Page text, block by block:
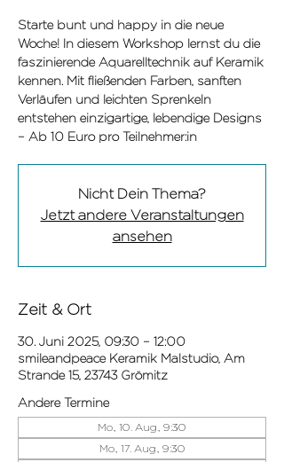
Starte bunt und happy in die neue
Woche! In diesem Workshop lernst du die
faszinierende Aquarelltechnik auf Keramik
kennen. Mit fließenden Farben, sanften
Verläufen und leichten Sprenkeln
entstehen einzigartige, lebendige Designs
– Ab 10 Euro pro Teilnehmer:in
Nicht Dein Thema?
Jetzt andere Veranstaltungen
ansehen
Zeit & Ort
30. Juni 2025, 09:30 – 12:00
smileandpeace Keramik Malstudio, Am
Strande 15, 23743 Grömitz
Andere Termine
Mo., 10. Aug., 9:30
Mo., 17. Aug., 9:30